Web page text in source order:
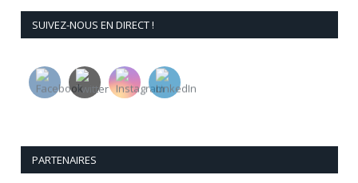
SUIVEZ-NOUS EN DIRECT !
PARTENAIRES